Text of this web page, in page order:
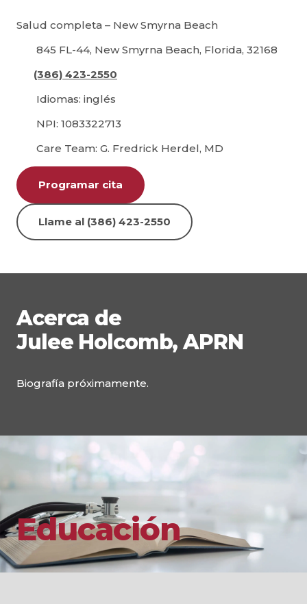
Salud completa – New Smyrna Beach
845 FL-44, New Smyrna Beach, Florida, 32168
(386) 423-2550
Idiomas: inglés
NPI: 1083322713
Care Team: G. Fredrick Herdel, MD
Programar cita
Llame al (386) 423-2550
Acerca de
Julee Holcomb, APRN
Biografía próximamente.
Educación